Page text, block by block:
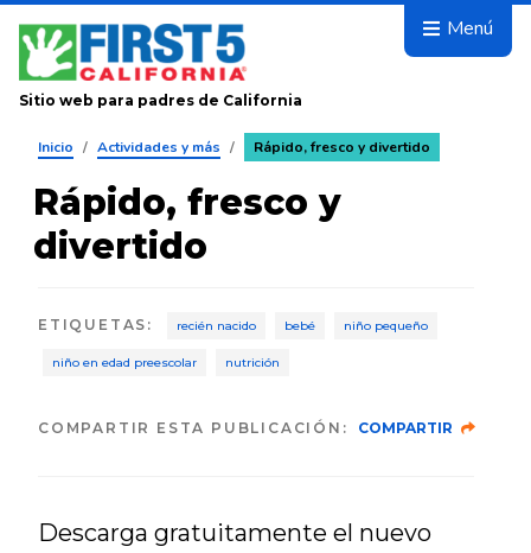
Avanza
Menú
Sitio web para padres de California
Inicio / Actividades y más / Rápido, fresco y divertido
Rápido, fresco y
divertido
ETIQUETAS : recién nacido bebé niño pequeño
niño en edad preescolar nutrición
COMPARTIR ESTA PUBLICACIÓN: COMPARTIR
Descarga gratuitamente el nuevo